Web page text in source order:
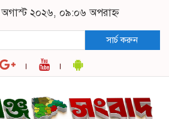
২০২৬, ০৯:০৬ অপরাহ্ন
সার্চ করুন